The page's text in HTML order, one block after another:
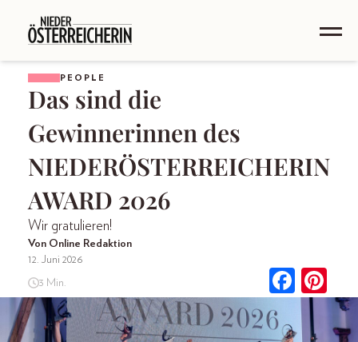
PEOPLE
Das sind die
Gewinnerinnen des
NIEDERÖSTERREICHERIN
AWARD 2026
Wir gratulieren!
Von Online Redaktion
12. Juni 2026
3 Min.